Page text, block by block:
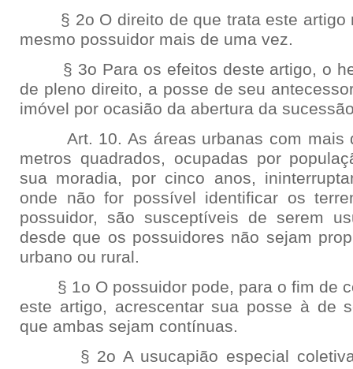
§ 2o O direito de que trata este artigo
mesmo possuidor mais de uma vez.
§ 3o Para os efeitos deste artigo, o
de pleno direito, a posse de seu
imóvel por ocasião da abertura da
Art. 10. As áreas urbanas com mais
metros quadrados, ocupadas por
sua moradia, por cinco anos,
onde não for possível identificar os
possuidor, são susceptíveis de serem
desde que os possuidores não sejam
urbano ou rural.
§ 1o O possuidor pode, para o fim de
este artigo, acrescentar sua posse à de
que ambas sejam contínuas.
§ 2o A usucapião especial coletiva